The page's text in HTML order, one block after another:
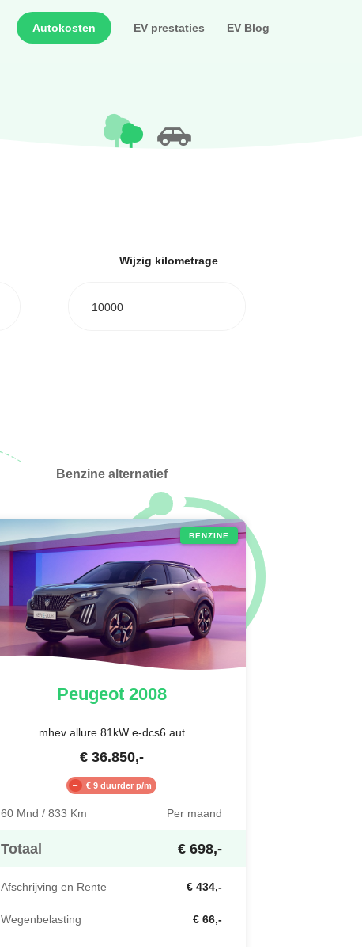
Autokosten EV prestaties EV Blog
Wijzig kilometrage
10000
Benzine alternatief
BENZINE
Peugeot2008
mhev allure 81kW e-dcs6 aut
€ 36.850,-
€ 9 duurder p/m
60 Mnd / 833 Km Per maand
Totaal € 698,-
Afschrijving en Rente € 434,-
Wegenbelasting € 66,-